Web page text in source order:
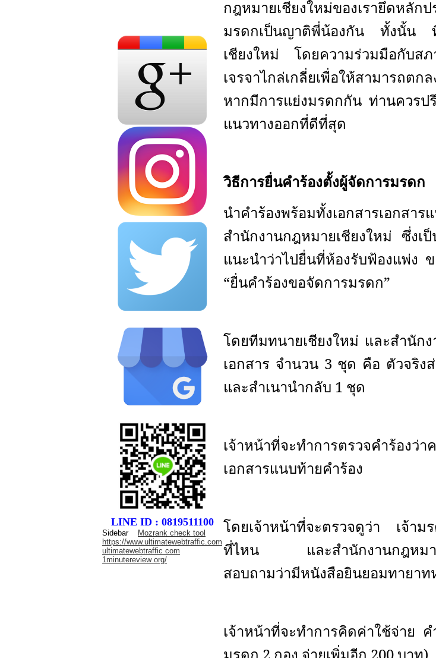
LINE ID : 0819511100
Sidebar
Mozrank check tool
https://www.ultimatewebtraffic.com
ultimatewebtraffic com
1minutereview org/
กฎหมายเชียงใหม่ของเรายึดหลั
มรดกเป็นญาติพี่น้องกัน ทั้งนั้น
เชียงใหม่
โดยความร่วมมือกับส
เจรจาไกล่เกลี่ยเพื่อให้สามารถต
หากมีการแย่งมรดกกัน ท่านควรป
แนวทางออกที่ดีที่สุด
วิธีการยื่นคำร้องตั้งผู้จัดการมรดก
นำคำร้องพร้อมทั้งเอกสารเอกสา
สำนักงานกฎหมายเชียงใหม่ ซึ่งเ
แนะนำว่าไปยื่นที่ห้องรับฟ้องแพ่ง
“ยื่นคำร้องขอจัดการมรดก”
โดยทีมทนายเชียงใหม่ และสำนัก
เอกสาร จำนวน 3 ชุด คือ ตัวจริ
และสำเนานำกลับ 1 ชุด
เจ้าหน้าที่จะทำการตรวจคำร้อ
เอกสารแนบท้ายคำร้อง
โดยเจ้าหน้าที่จะตรวจดูว่า เจ้า
ที่ไหน และสำนักงานกฎหมายใ
สอบถามว่ามีหนังสือยินยอมทายาท
เจ้าหน้าที่จะทำการคิดค่าใช้จ่าย